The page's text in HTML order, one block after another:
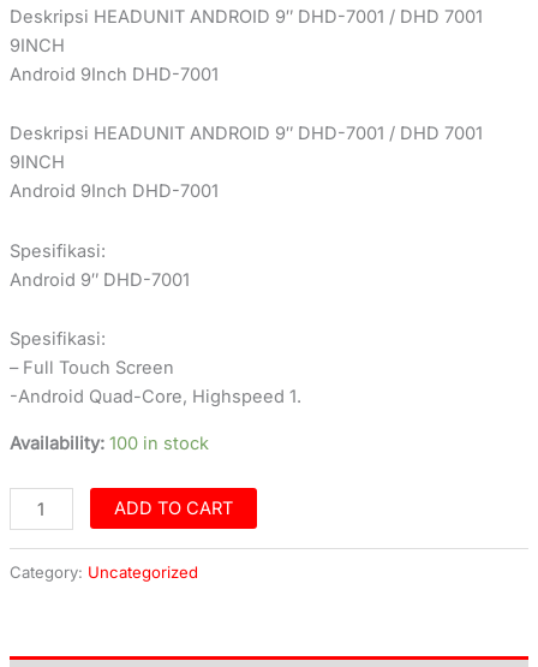
Deskripsi HEADUNIT ANDROID 9″ DHD-7001 / DHD 7001
9INCH
Android 9Inch DHD-7001
Deskripsi HEADUNIT ANDROID 9″ DHD-7001 / DHD 7001
9INCH
Android 9Inch DHD-7001
Spesifikasi:
Android 9″ DHD-7001
Spesifikasi:
– Full Touch Screen
-Android Quad-Core, Highspeed 1.
Availability: 100 in stock
ADD TO CART
Category: Uncategorized